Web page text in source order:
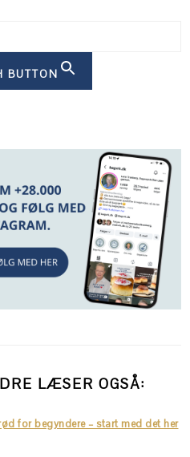
BUTTON
LÆSER OGSÅ:
for begyndere – start med det her